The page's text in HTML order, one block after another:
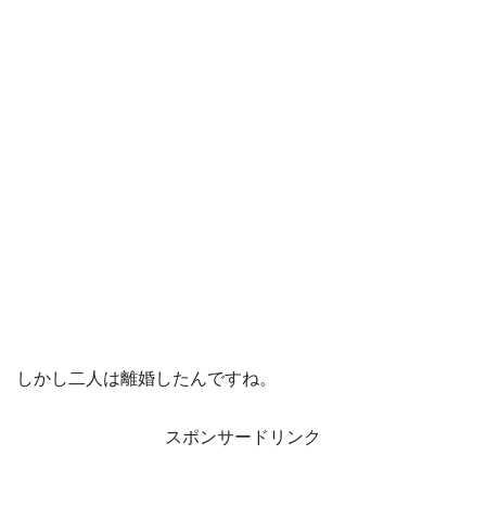
しかし二人は離婚したんですね。
スポンサードリンク